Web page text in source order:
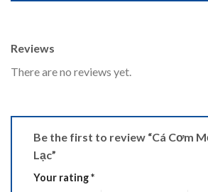
Reviews
There are no reviews yet.
Be the first to review “Cá Cơm
Lạc”
Your rating*